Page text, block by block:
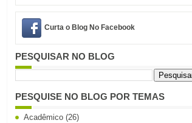
Curta o Blog No Facebook
PESQUISAR NO BLOG
PESQUISE NO BLOG POR TEMAS
Acadêmico (26)